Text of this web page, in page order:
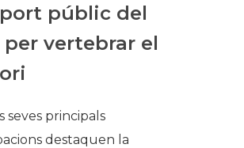
públic del
vertebrar el
seves principals
destaquen la